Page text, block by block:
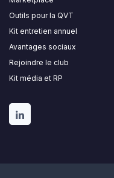
Outils pour la QVT
Kit entretien annuel
Avantages sociaux
Rejoindre le club
Kit média et RP